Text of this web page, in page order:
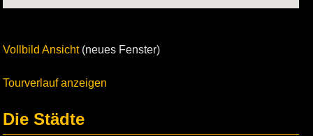
Vollbild Ansicht(neues Fenster)
Tourverlauf anzeigen
Die Städte